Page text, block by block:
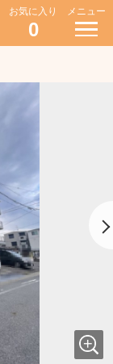
お気に入り
0
メニュー